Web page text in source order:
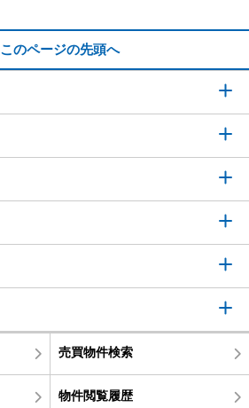
このページの先頭へ
売買物件検索
物件閲覧履歴